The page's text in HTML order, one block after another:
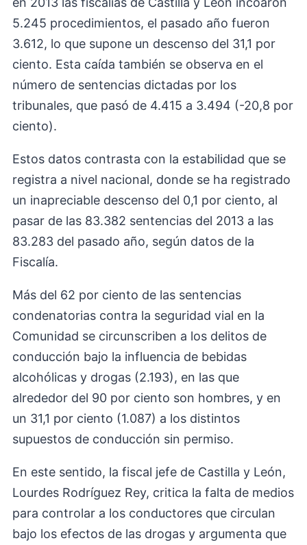
5.245 procedimientos, el pasado año fueron
3.612, lo que supone un descenso del 31,1 por
ciento. Esta caída también se observa en el
número de sentencias dictadas por los
tribunales, que pasó de 4.415 a 3.494 (-20,8 por
ciento).
Estos datos contrasta con la estabilidad que se
registra a nivel nacional, donde se ha registrado
un inapreciable descenso del 0,1 por ciento, al
pasar de las 83.382 sentencias del 2013 a las
83.283 del pasado año, según datos de la
Fiscalía.
Más del 62 por ciento de las sentencias
condenatorias contra la seguridad vial en la
Comunidad se circunscriben a los delitos de
conducción bajo la influencia de bebidas
alcohólicas y drogas (2.193), en las que
alrededor del 90 por ciento son hombres, y en
un 31,1 por ciento (1.087) a los distintos
supuestos de conducción sin permiso.
En este sentido, la fiscal jefe de Castilla y León,
Lourdes Rodríguez Rey, critica la falta de medios
para controlar a los conductores que circulan
bajo los efectos de las drogas y argumenta que